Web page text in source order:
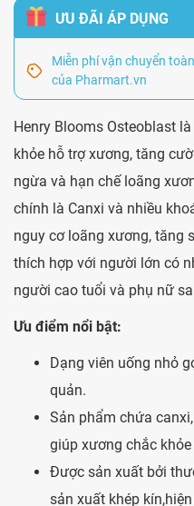
ƯU ĐÃI ÁP DỤNG
Miễn phí vận chuyển
của Pharmart.vn
Henry Blooms Osteoblast
khỏe hỗ trợ xương, tăng
ngừa và hạn chế loãng
chính là Canxi và nhiều
nguy cơ loãng xương, tăng
thích hợp với người lớn có
người cao tuổi và phụ nữ
Ưu điểm nổi bật:
Dạng viên uống nhỏ
quản.
Sản phẩm chứa
giúp xương chắc
Được sản xuất bởi
sản xuất khép